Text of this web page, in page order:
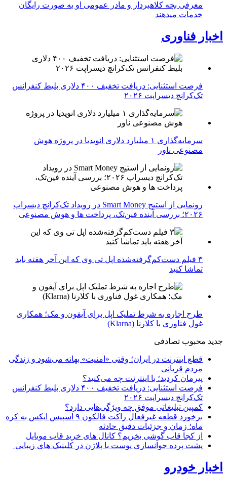
معرفی بچه کلاهبردار و مادر عمومی او به صورت رایگان
خدمات میدهند
اخبار فناوری
فرصت استثنایی: دریافت تخفیف ۴۰۰ دلاری بلیط کنفرانس
تک‌کرانچ دیسراپت ۲۰۲۶
سرمایه‌گذاری ۱ میلیارد دلاری انویدیا در پروژه هوش
مصنوعی ناور
رونمایی از استیج Smart Money در رویداد تک‌کرانچ دیسراپ
۲۰۲۶؛ بررسی آینده فین‌تک، پرداخت‌ ها و هوش مصنوعی
۳ فیلم دست‌کم‌گرفته‌شده اپل تی وی که این آخر هفته باید
تماشا کنید
طرح اجاره به شرط تملیک اپل برای آیفون و مک؛ همکاری
غول فناوری با کلارنا (Klarna)
جدید محبوب تصادفی
قطع اینترنت در ایران؛ وقتی «امنیت» بهانه می‌شود و زندگی
مردم قربانی
پیرمان کردید؛ با اینترنت چه می‌کنید؟
فرصت استثنایی: دریافت تخفیف ۴۰۰ دلاری بلیط کنفرانس
تک‌کرانچ دیسراپت ۲۰۲۶
کمپین تبلیغاتی موفق چه ویژگی‌هایی دارد؟
برخورد قطعه غیرفعال راکت فالکون ۹ اسپیس ایکس به کره
ماه؛ زمان و جزئیات دقیق حادثه
از کجا قاب گوشی بخریم؟ کانال های خرید قاب موبایل
پشت پرده جوانسازی پوست با پلاژن در کلینیک های زیبایی
اخبار خودرو